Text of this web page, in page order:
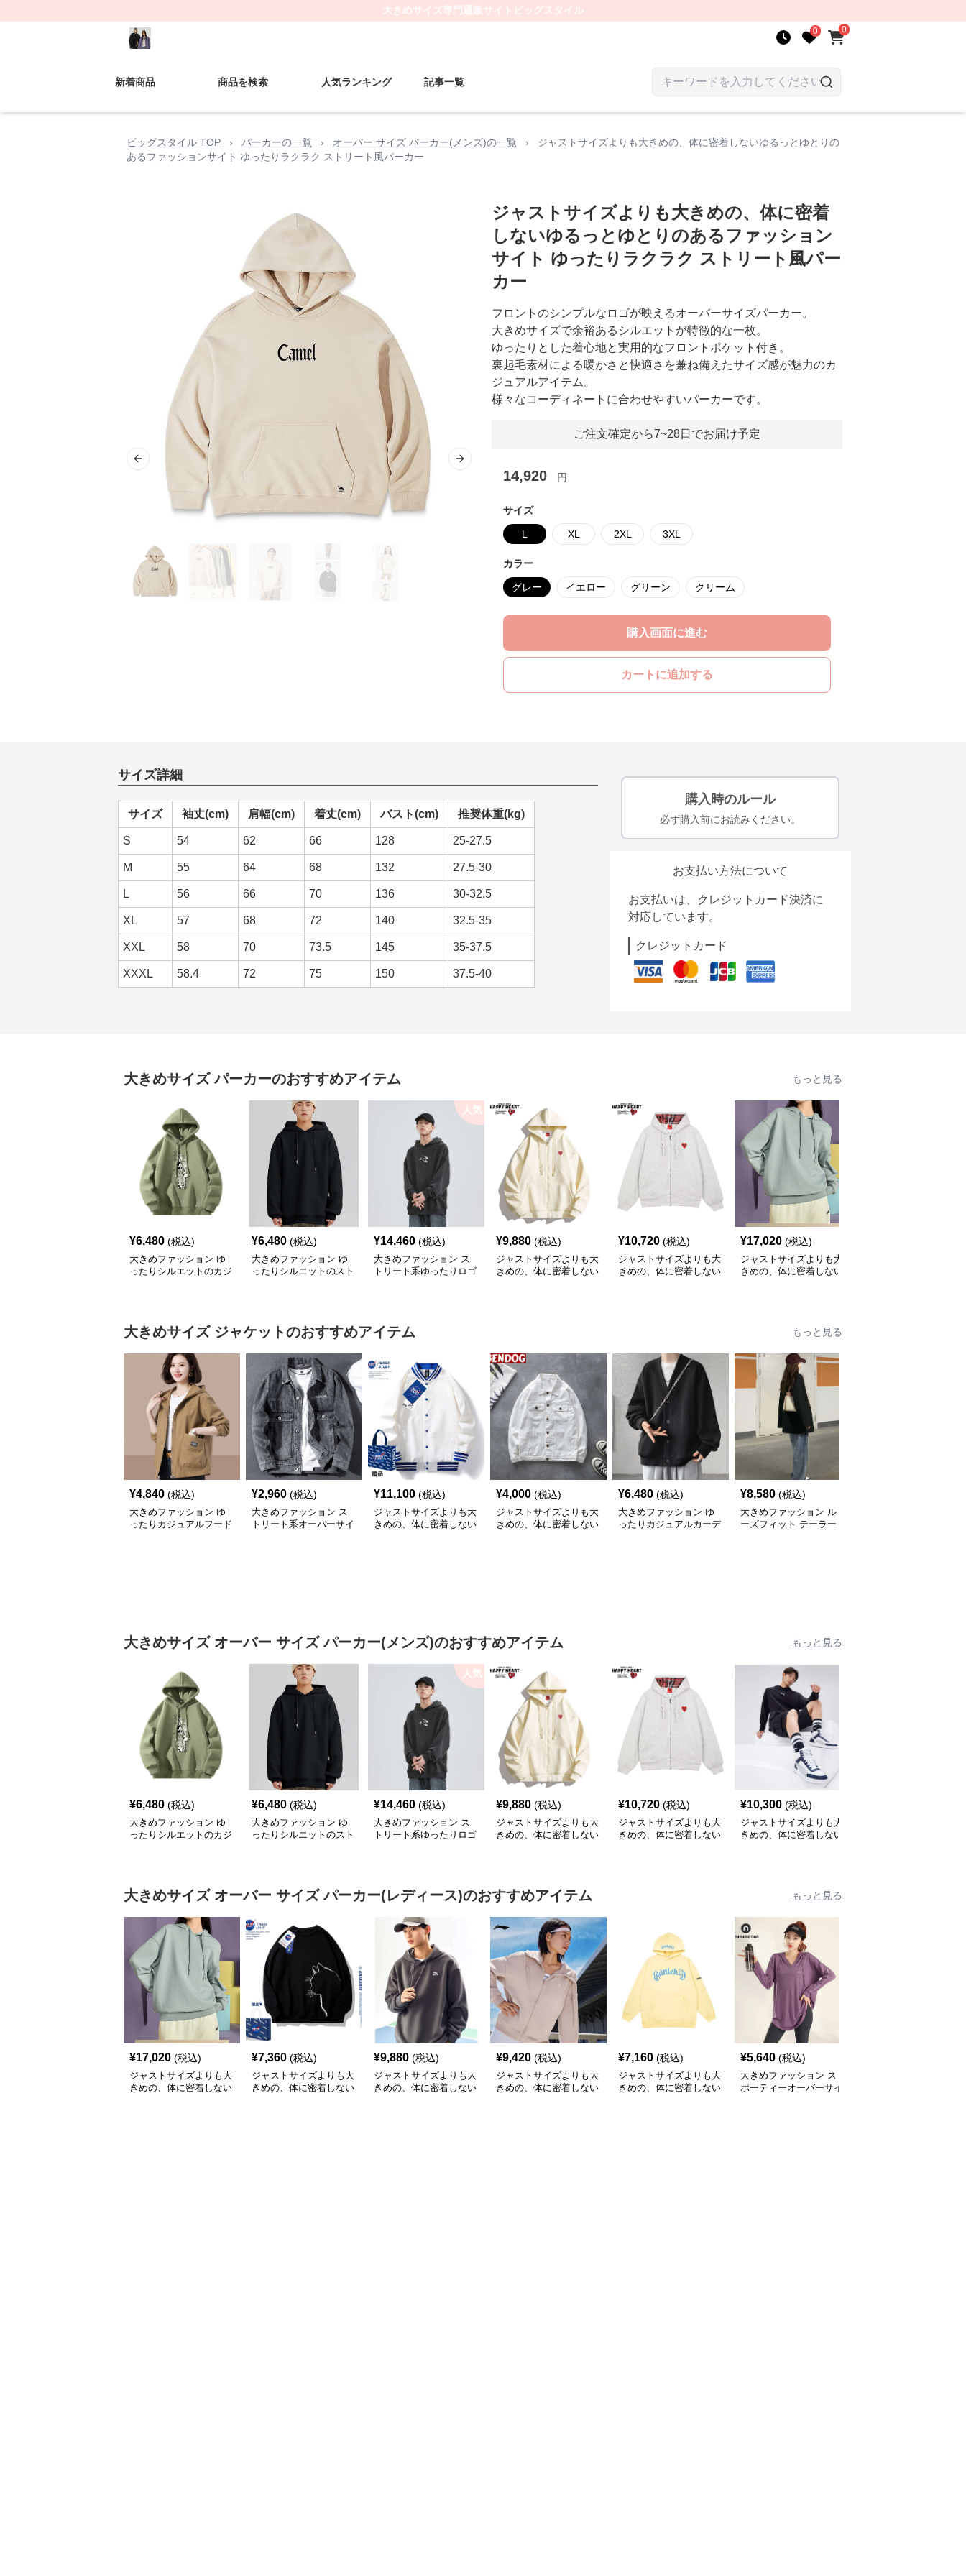
大きめサイズ専門通販サイト ビッグスタイル
0 0
新着商品 商品を検索 人気ランキング 記事一覧
ビッグスタイル TOP › パーカーの一覧 › オーバー サイズ パーカー(メンズ)の一覧 ›
ジャストサイズよりも大きめの、体に密着しないゆるっとゆとりの
あるファッションサイト ゆったりラクラク ストリート風パーカー
Previous slide Next slide
ジャストサイズよりも大きめの、体に密着
しないゆるっとゆとりのあるファッション
サイト ゆったりラクラク ストリート風パー
カー
フロントのシンプルなロゴが映えるオーバーサイズパーカー。
大きめサイズで余裕あるシルエットが特徴的な一枚。
ゆったりとした着心地と実用的なフロントポケット付き。
裏起毛素材による暖かさと快適さを兼ね備えたサイズ感が魅力のカ
ジュアルアイテム。
様々なコーディネートに合わせやすいパーカーです。
ご注文確定から7~28日でお届け予定
14,920 円
サイズ
L XL 2XL 3XL
カラー
グレー イエロー グリーン クリーム
購入画面に進む
カートに追加する
サイズ詳細
サイズ 袖丈(cm) 肩幅(cm) 着丈(cm) バスト(cm) 推奨体重(kg)
S 54 62 66 128 25-27.5
M 55 64 68 132 27.5-30
L 56 66 70 136 30-32.5
XL 57 68 72 140 32.5-35
XXL 58 70 73.5 145 35-37.5
XXXL 58.4 72 75 150 37.5-40
購入時のルール
必ず購入前にお読みください。
お支払い方法について
お支払いは、クレジットカード決済に
対応しています。
クレジットカード
大きめサイズ パーカーのおすすめアイテム もっと見る
¥6,480 (税込)
大きめファッション ゆ
ったりシルエットのカジ
¥6,480 (税込)
大きめファッション ゆ
ったりシルエットのスト
人気
¥14,460 (税込)
大きめファッション ス
トリート系ゆったりロゴ
¥9,880 (税込)
ジャストサイズよりも大
きめの、体に密着しない
¥10,720 (税込)
ジャストサイズよりも大
きめの、体に密着しない
¥17,020 (税込)
ジャストサイズよりも大
きめの、体に密着しない
大きめサイズ ジャケットのおすすめアイテム もっと見る
¥4,840 (税込)
大きめファッション ゆ
ったりカジュアルフード
¥2,960 (税込)
大きめファッション ス
トリート系オーバーサイ
¥11,100 (税込)
ジャストサイズよりも大
きめの、体に密着しない
¥4,000 (税込)
ジャストサイズよりも大
きめの、体に密着しない
¥6,480 (税込)
大きめファッション ゆ
ったりカジュアルカーデ
¥8,580 (税込)
大きめファッション ル
ーズフィット テーラー
大きめサイズ オーバー サイズ パーカー(メンズ)のおすすめアイテム もっと見る
¥6,480 (税込)
大きめファッション ゆ
ったりシルエットのカジ
¥6,480 (税込)
大きめファッション ゆ
ったりシルエットのスト
人気
¥14,460 (税込)
大きめファッション ス
トリート系ゆったりロゴ
¥9,880 (税込)
ジャストサイズよりも大
きめの、体に密着しない
¥10,720 (税込)
ジャストサイズよりも大
きめの、体に密着しない
¥10,300 (税込)
ジャストサイズよりも大
きめの、体に密着しない
大きめサイズ オーバー サイズ パーカー(レディース)のおすすめアイテム もっと見る
¥17,020 (税込)
ジャストサイズよりも大
きめの、体に密着しない
¥7,360 (税込)
ジャストサイズよりも大
きめの、体に密着しない
¥9,880 (税込)
ジャストサイズよりも大
きめの、体に密着しない
¥9,420 (税込)
ジャストサイズよりも大
きめの、体に密着しない
¥7,160 (税込)
ジャストサイズよりも大
きめの、体に密着しない
¥5,640 (税込)
大きめファッション ス
ポーティーオーバーサイ